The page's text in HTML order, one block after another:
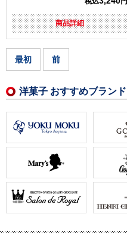
商品詳細
最初 前
洋菓子 おすすめブランド